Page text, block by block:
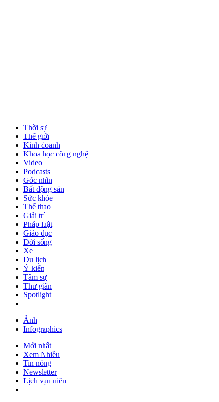
Thời sự
Thế giới
Kinh doanh
Khoa học công nghệ
Video
Podcasts
Góc nhìn
Bất động sản
Sức khỏe
Thể thao
Giải trí
Pháp luật
Giáo dục
Đời sống
Xe
Du lịch
Ý kiến
Tâm sự
Thư giãn
Spotlight
Ảnh
Infographics
Mới nhất
Xem Nhiều
Tin nóng
Newsletter
Lịch vạn niên